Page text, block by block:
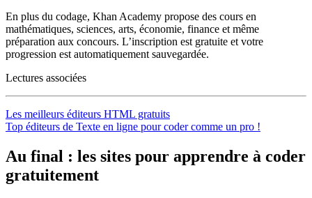
En plus du codage, Khan Academy propose des cours en
mathématiques, sciences, arts, économie, finance et même
préparation aux concours. L’inscription est gratuite et votre
progression est automatiquement sauvegardée.
Lectures associées
Les meilleurs éditeurs HTML gratuits
Top éditeurs de Texte en ligne pour coder comme un pro !
Au final : les sites pour apprendre à coder
gratuitement